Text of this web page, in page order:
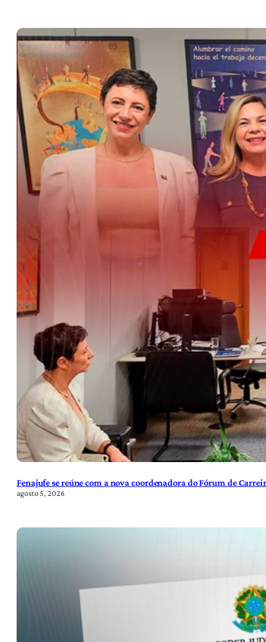
Fenajufe se reúne com a nova coordenadora do Fórum de
agosto 5, 2026